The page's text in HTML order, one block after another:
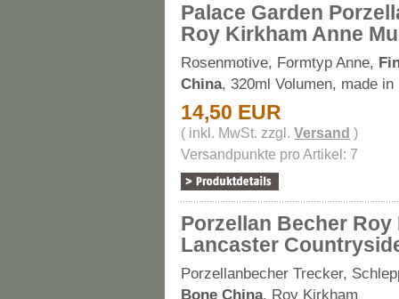
Palace Garden
Roy Kirkham Anne
Rosenmotive, Formtyp Anne,
China, 320ml Volumen, made in
14,50 EUR
( inkl. MwSt. zzgl.Versand )
Versandpunkte pro Artikel: 7
Porzellan Becher
Lancaster
Porzellanbecher Trecker,
Bone China, Roy Kirkham